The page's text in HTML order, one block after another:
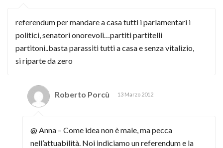
referendum per mandare a casa tutti i parlamentari i
politici, senatori onorevoli…partiti partitelli
partitoni..basta parassiti tutti a casa e senza vitalizio,
si riparte da zero
Roberto Porcù 13 Marzo 2012
@ Anna – Come idea non è male, ma pecca
nell’attuabilità. Noi indiciamo un referendum e la